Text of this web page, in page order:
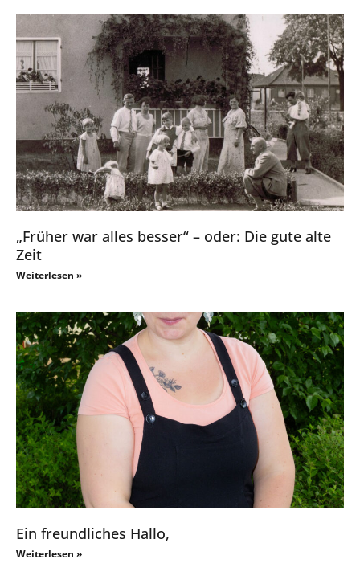
„Früher war alles besser“ – oder: Die gute alte
Zeit
Weiterlesen »
Ein freundliches Hallo,
Weiterlesen »